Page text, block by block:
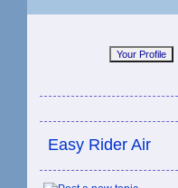
Easy Rider Air